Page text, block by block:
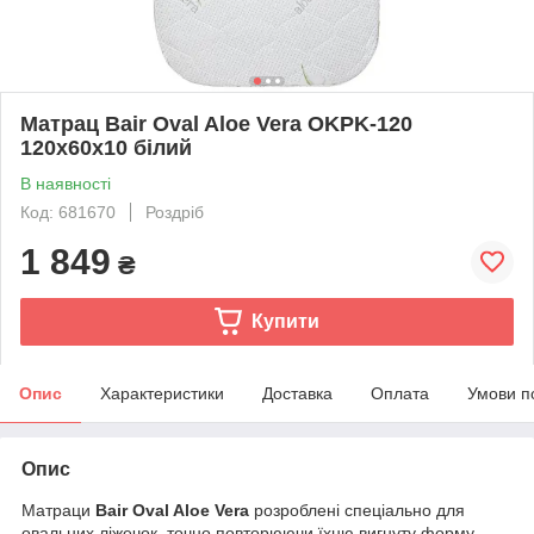
Матрац Bair Oval Aloe Vera OKPK-120
120x60x10 білий
В наявності
Код: 681670
Роздріб
1 849 ₴
Купити
Опис Характеристики Доставка Оплата Умови
Опис
Матраци Bair Oval Aloe Vera розроблені спеціально для